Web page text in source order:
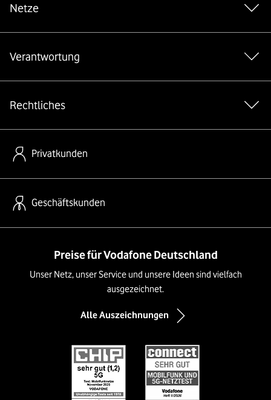
Netze
Verantwortung
Rechtliches
Privatkunden
Geschäftskunden
Preise für Vodafone Deutschland
Unser Netz, unser Service und unsere Ideen sind vielfach
ausgezeichnet.
Alle Auszeichnungen